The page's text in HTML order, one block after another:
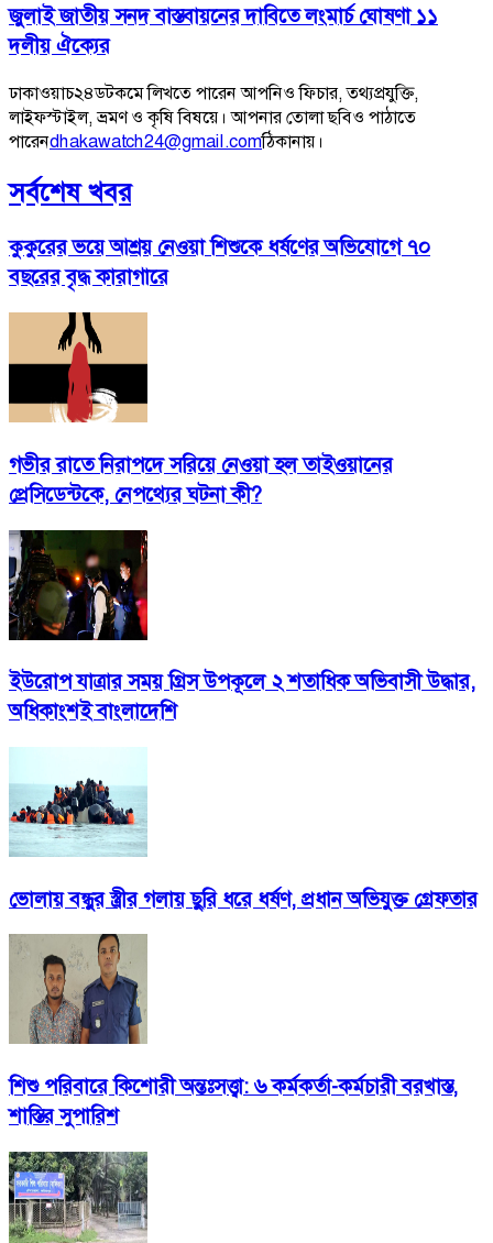
জুলাই জাতীয় সনদ বাস্তবায়নের দাবিতে লংমার্চ ঘোষণা ১১
দলীয় ঐক্যের
ঢাকাওয়াচ২৪ডটকমে লিখতে পারেন আপনিও ফিচার, তথ্যপ্রযুক্তি,
লাইফস্টাইল, ভ্রমণ ও কৃষি বিষয়ে। আপনার তোলা ছবিও পাঠাতে
পারেনdhakawatch24@gmail.comঠিকানায়।
সর্বশেষ খবর
কুকুরের ভয়ে আশ্রয় নেওয়া শিশুকে ধর্ষণের অভিযোগে ৭০
বছরের বৃদ্ধ কারাগারে
গভীর রাতে নিরাপদে সরিয়ে নেওয়া হল তাইওয়ানের
প্রেসিডেন্টকে, নেপথ্যের ঘটনা কী?
ইউরোপ যাত্রার সময় গ্রিস উপকূলে ২ শতাধিক অভিবাসী উদ্ধার,
অধিকাংশই বাংলাদেশি
ভোলায় বন্ধুর স্ত্রীর গলায় ছুরি ধরে ধর্ষণ, প্রধান অভিযুক্ত গ্রেফতার
শিশু পরিবারে কিশোরী অন্তঃসত্ত্বা: ৬ কর্মকর্তা-কর্মচারী বরখাস্ত,
শাস্তির সুপারিশ